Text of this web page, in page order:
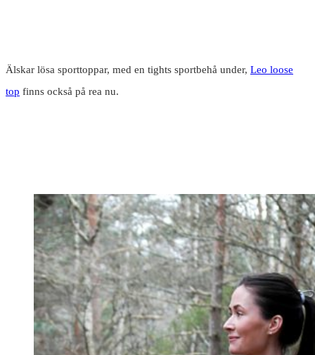
Älskar lösa sporttoppar, med en tights sportbehå under, Leo loose
top finns också på rea nu.